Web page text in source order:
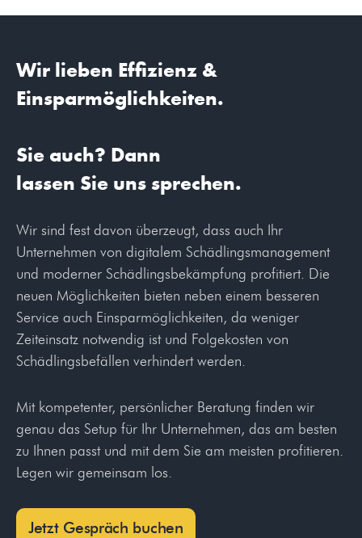
Wir lieben Effizienz &
Einsparmöglichkeiten.
Sie auch? Dann
lassen Sie uns sprechen.
Wir sind fest davon überzeugt, dass auch Ihr
Unternehmen von digitalem Schädlingsmanagement
und moderner Schädlingsbekämpfung profitiert. Die
neuen Möglichkeiten bieten neben einem besseren
Service auch Einsparmöglichkeiten, da weniger
Zeiteinsatz notwendig ist und Folgekosten von
Schädlingsbefällen verhindert werden.
Mit kompetenter, persönlicher Beratung finden wir
genau das Setup für Ihr Unternehmen, das am besten
zu Ihnen passt und mit dem Sie am meisten profitieren.
Legen wir gemeinsam los.
Jetzt Gespräch buchen